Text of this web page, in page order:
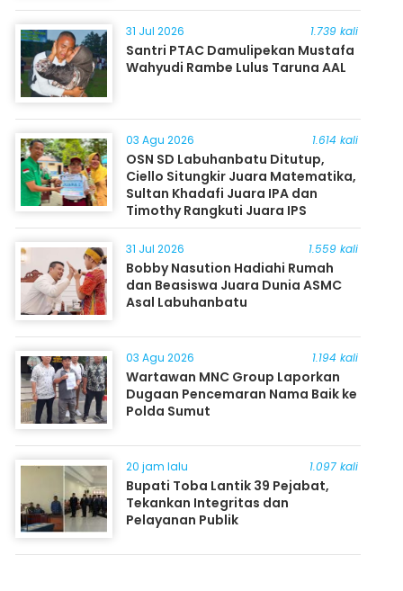
31 Jul 2026 1.739 kali
Santri PTAC Damulipekan Mustafa
Wahyudi Rambe Lulus Taruna AAL
03 Agu 2026 1.614 kali
OSN SD Labuhanbatu Ditutup,
Ciello Situngkir Juara Matematika,
Sultan Khadafi Juara IPA dan
Timothy Rangkuti Juara IPS
31 Jul 2026 1.559 kali
Bobby Nasution Hadiahi Rumah
dan Beasiswa Juara Dunia ASMC
Asal Labuhanbatu
03 Agu 2026 1.194 kali
Wartawan MNC Group Laporkan
Dugaan Pencemaran Nama Baik ke
Polda Sumut
20 jam lalu 1.097 kali
Bupati Toba Lantik 39 Pejabat,
Tekankan Integritas dan
Pelayanan Publik